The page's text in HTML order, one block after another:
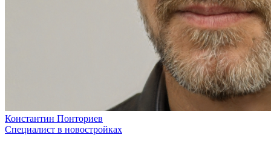
Константин Понториев
Специалист в новостройках